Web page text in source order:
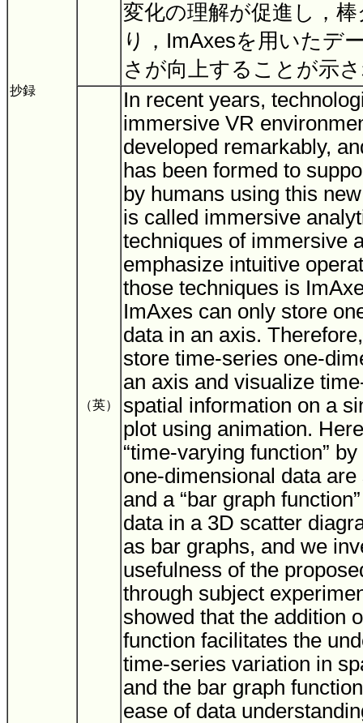
抄録
変化の理解が促進し，
り，ImAxesを用いたデ
さが向上することが示
（英）
In recent years,
immersive VR
developed remarkably,
has been formed to
by humans using this
is called immersive
techniques of immersive
emphasize intuitive
those techniques is
ImAxes can only store
data in an axis.
store time-series one-
an axis and visualize
spatial information on a
plot using animation.
“time-varying function”
one-dimensional data
and a “bar graph
data in a 3D scatter
as bar graphs, and we
usefulness of the
through subject
showed that the addition
function facilitates the
time-series variation in
and the bar graph
ease of data